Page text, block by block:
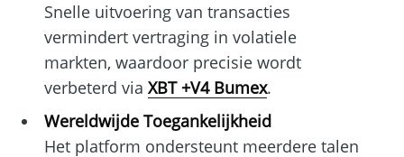
Snelle uitvoering van transacties
vermindert vertraging in volatiele
markten, waardoor precisie wordt
verbeterd via XBT +V4 Bumex.
Wereldwijde Toegankelijkheid
Het platform ondersteunt meerdere talen